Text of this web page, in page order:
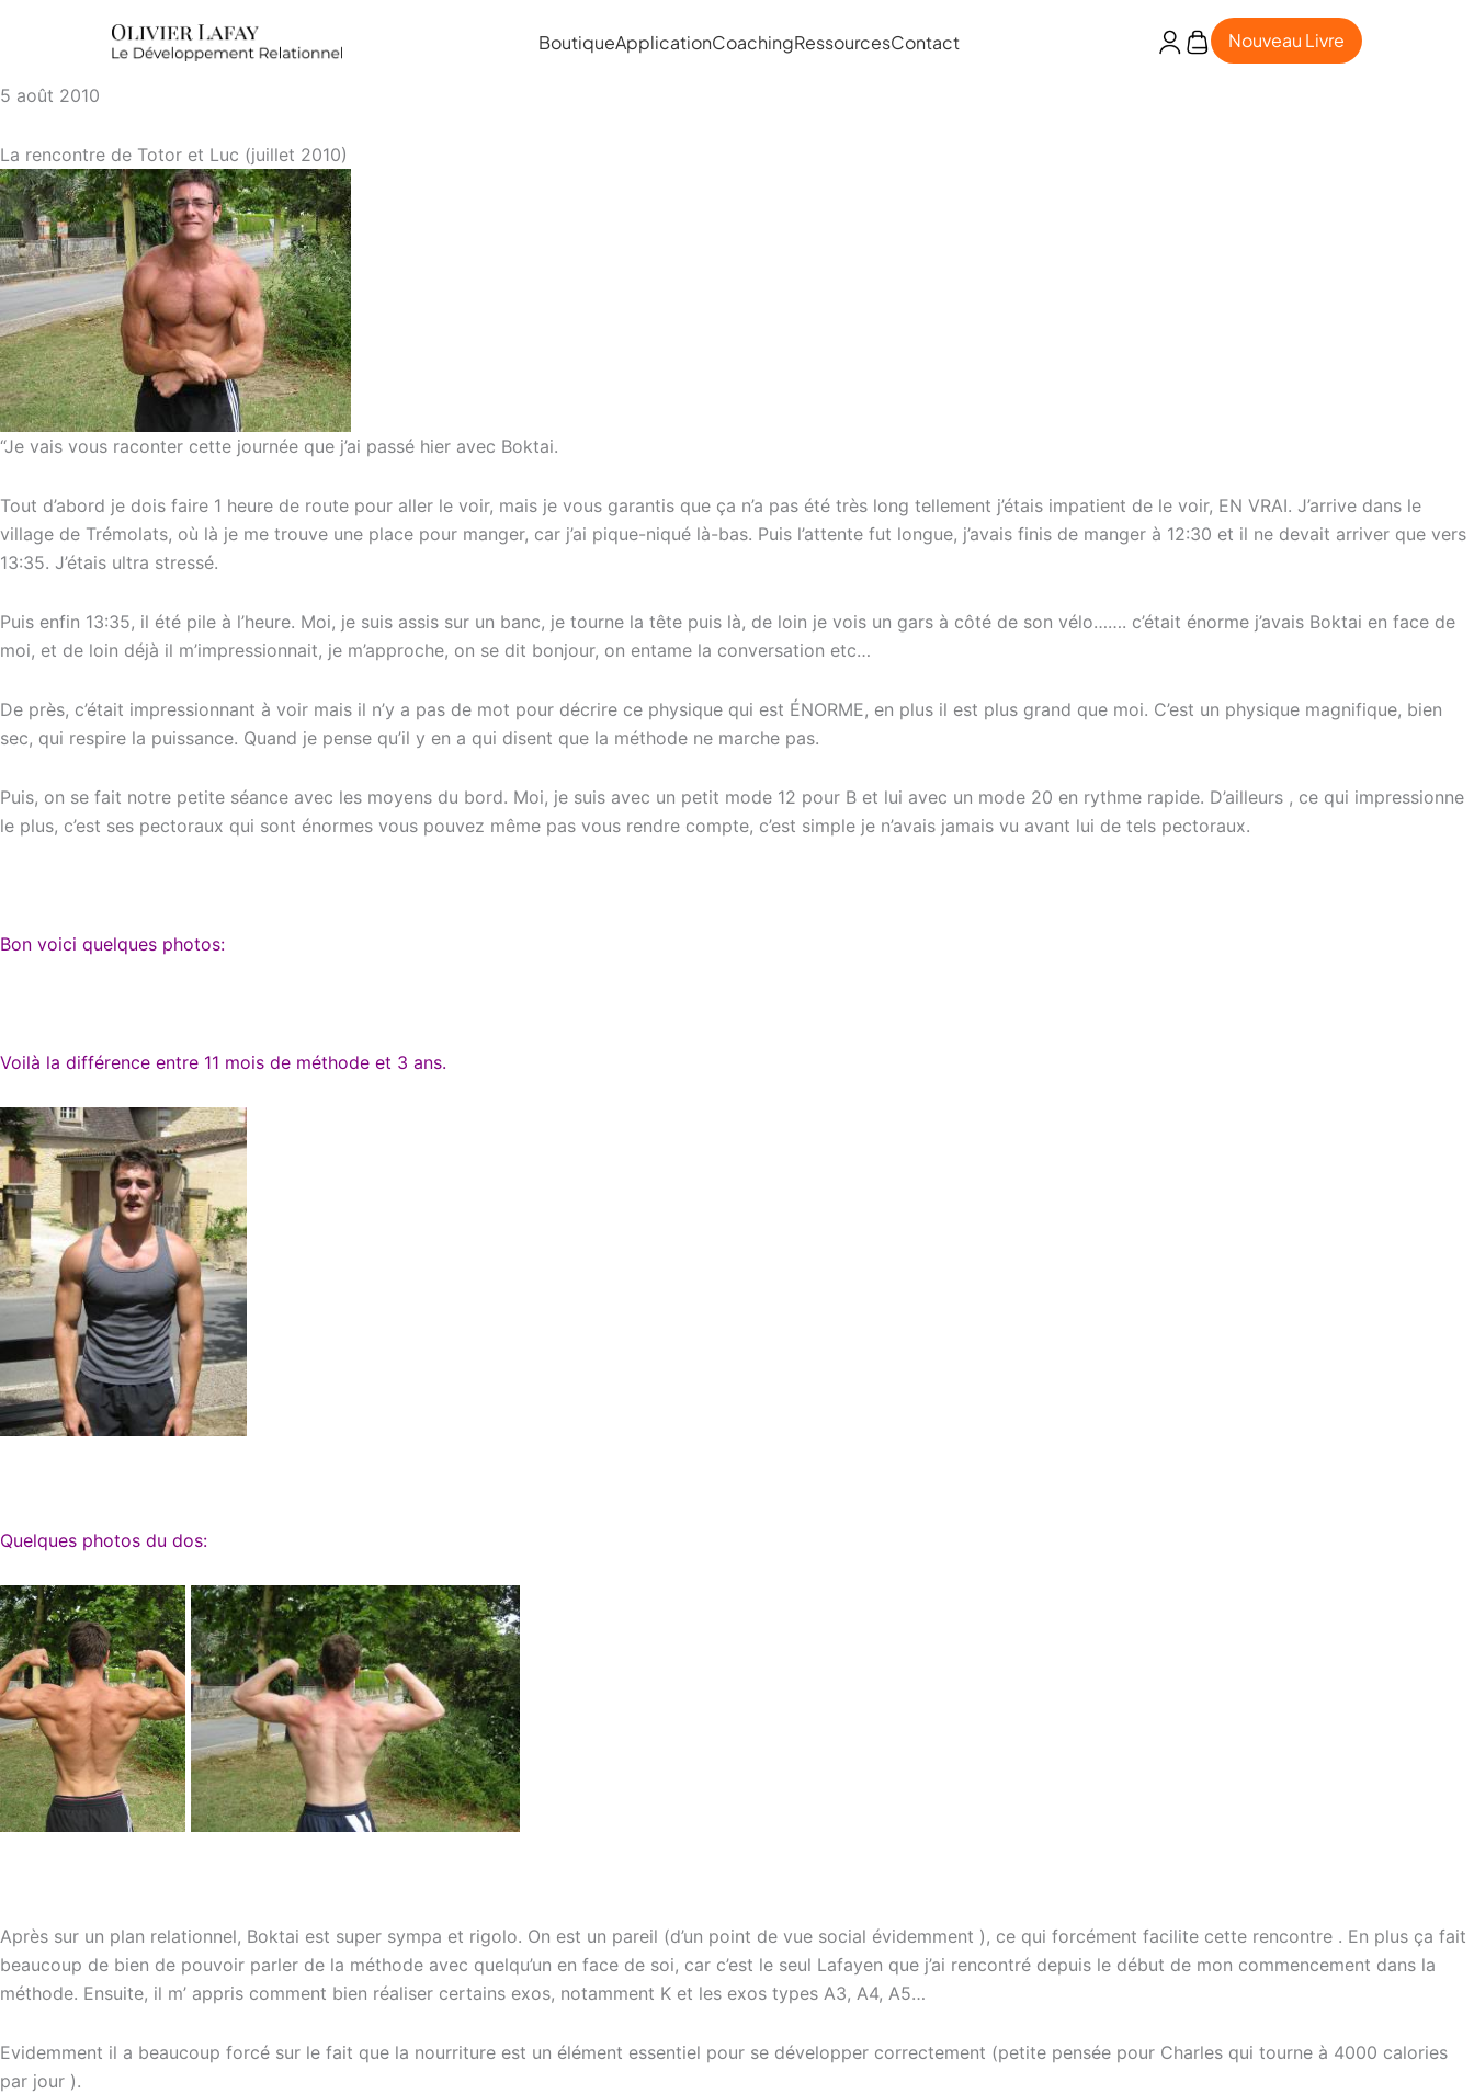
BoutiqueApplicationCoachingRessourcesContact Nouveau Livre
5 août 2010
La rencontre de Totor et Luc (juillet 2010)
“Je vais vous raconter cette journée que j’ai passé hier avec Boktai.
Tout d’abord je dois faire 1 heure de route pour aller le voir, mais je vous garantis que ça n’a pas été très long tellement j’étais impatient de le voir, EN VRAI. J’arrive dans le
village de Trémolats, où là je me trouve une place pour manger, car j’ai pique-niqué là-bas. Puis l’attente fut longue, j’avais finis de manger à 12:30 et il ne devait arriver que vers
13:35. J’étais ultra stressé.
Puis enfin 13:35, il été pile à l’heure. Moi, je suis assis sur un banc, je tourne la tête puis là, de loin je vois un gars à côté de son vélo……. c’était énorme j’avais Boktai en face de
moi, et de loin déjà il m’impressionnait, je m’approche, on se dit bonjour, on entame la conversation etc…
De près, c’était impressionnant à voir mais il n’y a pas de mot pour décrire ce physique qui est ÉNORME, en plus il est plus grand que moi. C’est un physique magnifique, bien
sec, qui respire la puissance. Quand je pense qu’il y en a qui disent que la méthode ne marche pas.
Puis, on se fait notre petite séance avec les moyens du bord. Moi, je suis avec un petit mode 12 pour B et lui avec un mode 20 en rythme rapide. D’ailleurs , ce qui impressionne
le plus, c’est ses pectoraux qui sont énormes vous pouvez même pas vous rendre compte, c’est simple je n’avais jamais vu avant lui de tels pectoraux.
Bon voici quelques photos:
Voilà la différence entre 11 mois de méthode et 3 ans.
Quelques photos du dos:
Après sur un plan relationnel, Boktai est super sympa et rigolo. On est un pareil (d’un point de vue social évidemment ), ce qui forcément facilite cette rencontre . En plus ça fait
beaucoup de bien de pouvoir parler de la méthode avec quelqu’un en face de soi, car c’est le seul Lafayen que j’ai rencontré depuis le début de mon commencement dans la
méthode. Ensuite, il m’ appris comment bien réaliser certains exos, notamment K et les exos types A3, A4, A5…
Evidemment il a beaucoup forcé sur le fait que la nourriture est un élément essentiel pour se développer correctement (petite pensée pour Charles qui tourne à 4000 calories
par jour ).